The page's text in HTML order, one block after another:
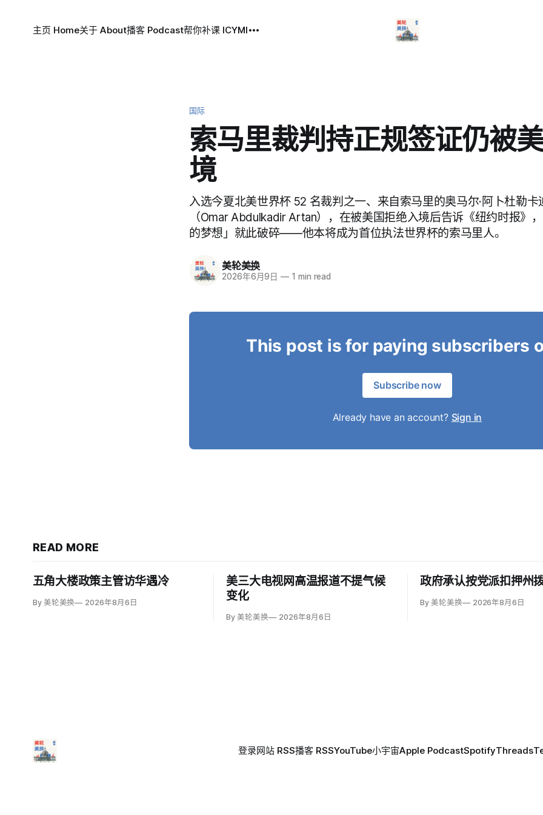
主页 Home关于 About播客 Podcast帮你补课 ICYMI
国际
索马里裁判持正规签证仍被
境
入选今夏北美世界杯 52 名裁判之一、来自索马里的奥马尔·阿卜杜勒卡
（Omar Abdulkadir Artan），在被美国拒绝入境后告诉《纽约时报》
的梦想」就此破碎——他本将成为首位执法世界杯的索马里人。
美轮美换
2026年6月9日 — 1 min read
This post is for paying subscribers
Subscribe now
Already have an account? Sign in
READ MORE
五角大楼政策主管访华遇冷
By 美轮美换 2026年8月6日
美三大电视网高温报道不提气候
变化
By 美轮美换 2026年8月6日
政府承认按党派扣押州
By 美轮美换 2026年8月6日
登录网站 RSS播客 RSSYouTube小宇宙Apple PodcastSpotifyThreads